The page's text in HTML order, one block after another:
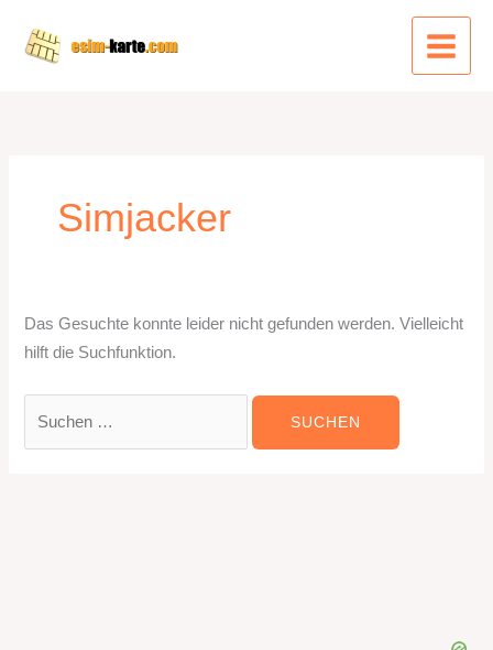
Inhalt
Simjacker
Das Gesuchte konnte leider nicht gefunden werden. Vielleicht
hilft die Suchfunktion.